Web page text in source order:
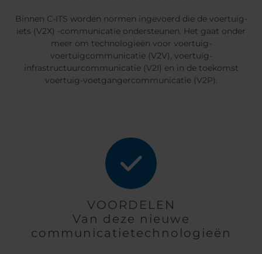
Binnen C-ITS worden normen ingevoerd die de voertuig-
iets (V2X) -communicatie ondersteunen. Het gaat onder
meer om technologieën voor voertuig-
voertuigcommunicatie (V2V), voertuig-
infrastructuurcommunicatie (V2I) en in de toekomst
voertuig-voetgangercommunicatie (V2P).
VOORDELEN
Van deze nieuwe
communicatietechnologieën